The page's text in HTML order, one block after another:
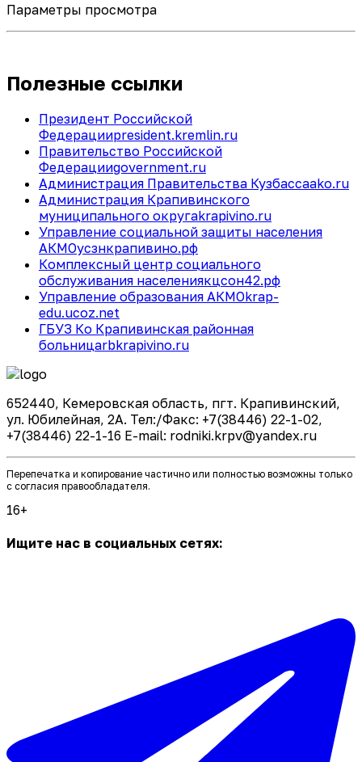
Параметры просмотра
Полезные ссылки
Президент Российской
Федерацииpresident.kremlin.ru
Правительство Российской
Федерацииgovernment.ru
Администрация Правительства Кузбассаako.ru
Администрация Крапивинского
муниципального округаkrapivino.ru
Управление социальной защиты населения
АКМОусзнкрапивино.рф
Комплексный центр социального
обслуживания населениякцсон42.рф
Управление образования АКМОkrap-
edu.ucoz.net
ГБУЗ Ко Крапивинская районная
больницаrbkrapivino.ru
652440, Кемеровская область, пгт. Крапивинский,
ул. Юбилейная, 2А. Тел:/Факс: +7(38446) 22-1-02,
+7(38446) 22-1-16 E-mail: rodniki.krpv@yandex.ru
Перепечатка и копирование частично или полностью возможны только
с согласия правообладателя.
16+
Ищите нас в социальных сетях: